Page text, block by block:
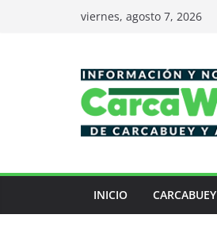
viernes, agosto 7, 2026
INICIO CARCABUEY